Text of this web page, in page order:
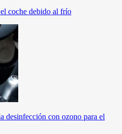
coche debido al frío
desinfección con ozono para el